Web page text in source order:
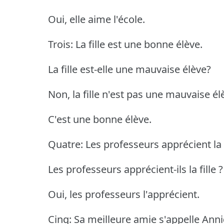
Oui, elle aime l'école.
Trois: La fille est une bonne élève.
La fille est-elle une mauvaise élève?
Non, la fille n'est pas une mauvaise
C'est une bonne élève.
Quatre: Les professeurs apprécient la
Les professeurs apprécient-ils la fille ?
Oui, les professeurs l'apprécient.
Cinq: Sa meilleure amie s'appelle